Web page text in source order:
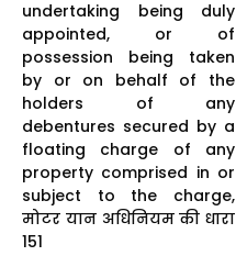
undertaking being duly
appointed, or of
possession being taken
by or on behalf of the
holders of any
debentures secured by a
floating charge of any
property comprised in or
subject to the charge,
मोटर यान अधिनियम की धारा
151